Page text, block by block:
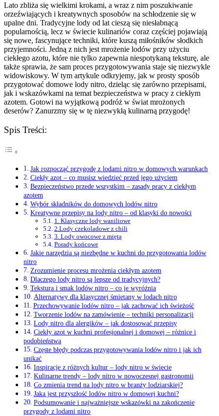
Lato zbliża się wielkimi krokami, a ⁣wraz ‍z nim ⁢poszukiwanie
orzeźwiających i kreatywnych sposobów na schłodzenie się‌ w
upalne dni. Tradycyjne lody ‌od ⁣lat cieszą się niesłabnącą
popularnością, lecz w ‌świecie kulinariów coraz częściej pojawiają
się nowe, ⁢fascynujące ​techniki, które kuszą miłośników słodkich
przyjemności. Jedną ​z nich jest mrożenie lodów‍ przy użyciu
ciekłego azotu, które nie⁣ tylko zapewnia niespotykaną teksturę, ale
także ⁣sprawia, że ⁣sam​ proces przygotowywania‌ staje ‌się niezwykle
widowiskowy. W tym ⁤artykule odkryjemy, jak w prosty sposób
przygotować domowe lody​ nitro, dzieląc się ⁣zarówno przepisami,
jak i⁣ wskazówkami na temat ‌bezpieczeństwa ‌w pracy ⁣z ciekłym
azotem. Gotowi na wyjątkową podróż w ⁢świat mrożonych
deserów? Zanurzmy się w⁣ tę niezwykłą kulinarną przygodę!
Spis Treści:
Jak rozpocząć przygodę z lodami nitro‌ w‍ domowych warunkach
Ciekły azot – co musisz⁣ wiedzieć przed jego⁤ użyciem
Bezpieczeństwo ​przede wszystkim – zasady pracy ⁢z ciekłym
azotem
Wybór składników do domowych lodów‍ nitro
Kreatywne przepisy ‌na lody⁤ nitro – od ‌klasyki do nowości
1. Klasyczne lody waniliowe
2.Lody czekoladowe z chili
3. Lody owocowe z miętą
Porady końcowe
Jakie narzędzia są niezbędne ⁣w kuchni do przygotowania lodów
nitro
Zrozumienie procesu mrożenia‌ ciekłym ‍azotem
Dlaczego lody nitro są ⁣lepsze od ‍tradycyjnych?
Tekstura i smak lodów nitro – co je wyróżnia
Alternatywy dla klasycznej śmietany w lodach‍ nitro
Przechowywanie lodów nitro ‌– jak‍ zachować ich świeżość
Tworzenie lodów na zamówienie – techniki personalizacji
Lody⁢ nitro dla alergików – jak dostosować przepisy
Ciekły azot w kuchni profesjonalnej⁣ i domowej – różnice i
podobieństwa
Częste błędy podczas przygotowywania lodów nitro i jak ich
unikać
Inspiracje z różnych kultur ‍– lody nitro w świecie
Kulinarne​ trendy – lody nitro⁢ w nowoczesnej gastronomii
Co zmienia‍ trend na lody nitro w branży ‌lodziarskiej?
Jaka ⁢jest‌ przyszłość lodów nitro w domowej kuchni?
Podsumowanie‌ i najważniejsze wskazówki na⁢ zakończenie
przygody z lodami nitro